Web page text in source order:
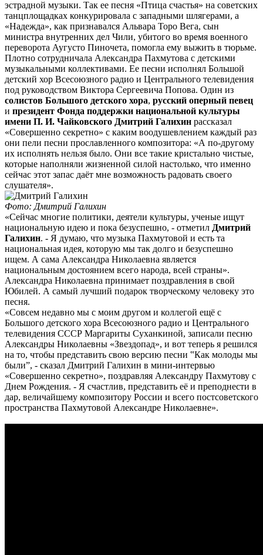
эстрадной музыки. Так ее песня «Птица счастья» на советских
танцплощадках конкурировала с западными шлягерами, а
«Надежда», как признавался Альвара Торо Вега, сын
министра внутренних дел Чили, убитого во время военного
переворота Аугусто Пиночета, помогла ему выжить в тюрьме.
Плотно сотрудничала Александра Пахмутова с детскими
музыкальными коллективами. Ее песни исполнял Большой
детский хор Всесоюзного радио и Центрального телевидения
под руководством Виктора Сергеевича Попова. Один из
солистов Большого детского хора, русский оперный певец
и президент Фонда поддержки национальной культуры
имени П. И. Чайковского Дмитрий Галихин рассказал
«Совершенно секретно» с каким воодушевлением каждый раз
они пели песни прославленного композитора: «А по-другому
их исполнять нельзя было. Они все такие кристально чистые,
которые наполняли жизненной силой настолько, что именно
сейчас этот запас даёт мне возможность радовать своего
слушателя».
Фото: Дмитрий Галихин
«Сейчас многие политики, деятели культуры, ученые ищут
национальную идею и пока безуспешно, - отметил Дмитрий
Галихин. - Я думаю, что музыка Пахмутовой и есть та
национальная идея, которую мы так долго и безуспешно
ищем. А сама Александра Николаевна является
национальным достоянием всего народа, всей страны».
Александра Николаевна принимает поздравления в свой
Юбилей. А самый лучший подарок творческому человеку это
песня.
«Совсем недавно мы с моим другом и коллегой ещё с
Большого детского хора Всесоюзного радио и Центрального
телевидения СССР Маргариты Суханкиной, записали песню
Александры Николаевны «Звездопад», и вот теперь я решился
на то, чтобы представить свою версию песни ‟Как молоды мы
былиˮ, - сказал Дмитрий Галихин в мини-интервью
«Совершенно секретно», поздравляя Александру Пахмутову с
Днем Рождения. - Я счастлив, представить её и преподнести в
дар, величайшему композитору России и всего постсоветского
пространства Пахмутовой Александре Николаевне».